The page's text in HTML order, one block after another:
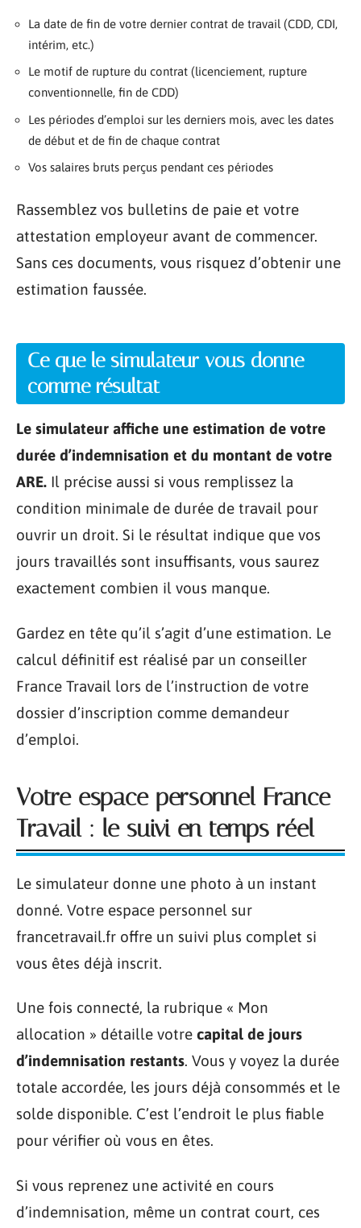
La date de fin de votre dernier contrat de travail (CDD, CDI,
intérim, etc.)
Le motif de rupture du contrat (licenciement, rupture
conventionnelle, fin de CDD)
Les périodes d’emploi sur les derniers mois, avec les dates
de début et de fin de chaque contrat
Vos salaires bruts perçus pendant ces périodes
Rassemblez vos bulletins de paie et votre
attestation employeur avant de commencer.
Sans ces documents, vous risquez d’obtenir une
estimation faussée.
Ce que le simulateur vous donne
comme résultat
Le simulateur affiche une estimation de votre
durée d’indemnisation et du montant de votre
ARE. Il précise aussi si vous remplissez la
condition minimale de durée de travail pour
ouvrir un droit. Si le résultat indique que vos
jours travaillés sont insuffisants, vous saurez
exactement combien il vous manque.
Gardez en tête qu’il s’agit d’une estimation. Le
calcul définitif est réalisé par un conseiller
France Travail lors de l’instruction de votre
dossier d’inscription comme demandeur
d’emploi.
Votre espace personnel France
Travail : le suivi en temps réel
Le simulateur donne une photo à un instant
donné. Votre espace personnel sur
francetravail.fr offre un suivi plus complet si
vous êtes déjà inscrit.
Une fois connecté, la rubrique « Mon
allocation » détaille votre capital de jours
d’indemnisation restants. Vous y voyez la durée
totale accordée, les jours déjà consommés et le
solde disponible. C’est l’endroit le plus fiable
pour vérifier où vous en êtes.
Si vous reprenez une activité en cours
d’indemnisation, même un contrat court, ces